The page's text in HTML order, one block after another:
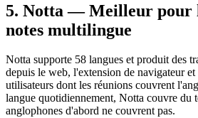
5. Notta — Meilleur pour
notes multilingue
Notta supporte 58 langues et produit des
depuis le web, l'extension de navigateur
utilisateurs dont les réunions couvrent
langue quotidiennement, Notta couvre du
anglophones d'abord ne couvrent pas.